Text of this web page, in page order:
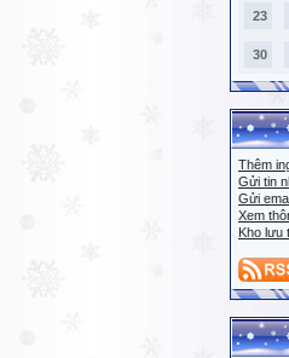
23
30
Thêm
Gửi tin
Gửi
Xem
Kho lưu